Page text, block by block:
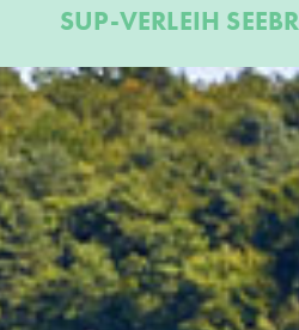
SUP-VERLEIH